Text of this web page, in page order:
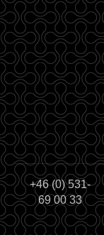
+46 (0) 531-
69 00 33